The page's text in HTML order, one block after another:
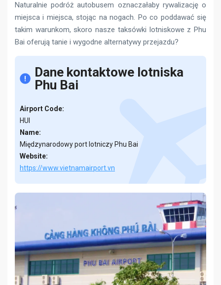
Naturalnie podróż autobusem oznaczałaby rywalizację o
miejsca i miejsca, stojąc na nogach. Po co poddawać się
takim warunkom, skoro nasze taksówki lotniskowe z Phu
Bai oferują tanie i wygodne alternatywy przejazdu?
Dane kontaktowe lotniska
Phu Bai
Airport Code:
HUI
Name:
Międzynarodowy port lotniczy Phu Bai
Website:
https://www.vietnamairport.vn